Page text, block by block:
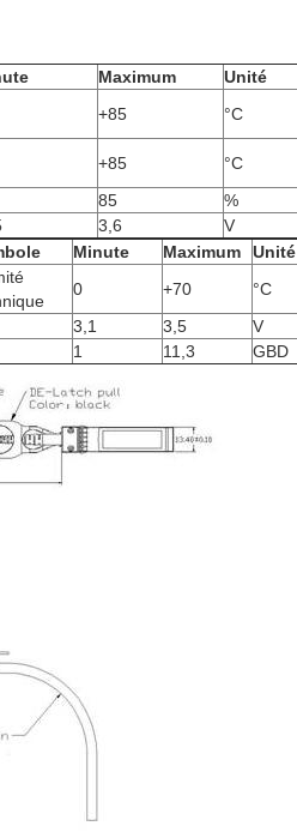
Maximum
Unité
+85 °C
+85
°C
85
%
3,6
V
Minute Maximum
Unité
0 +70
°C
3,1 3,5
V
1 11,3 GBD